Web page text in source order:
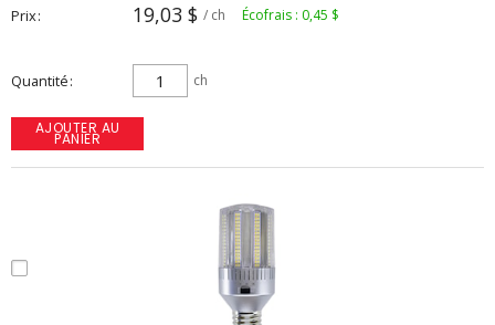
Prix 19,03 $ / ch Écofrais : 0,45 $
Quantité ch
AJOUTER AU
PANIER